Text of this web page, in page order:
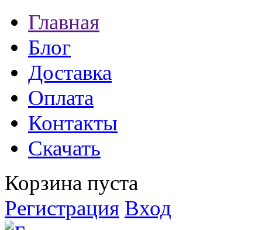
Главная
Блог
Доставка
Оплата
Контакты
Скачать
Корзина пуста
Регистрация Вход